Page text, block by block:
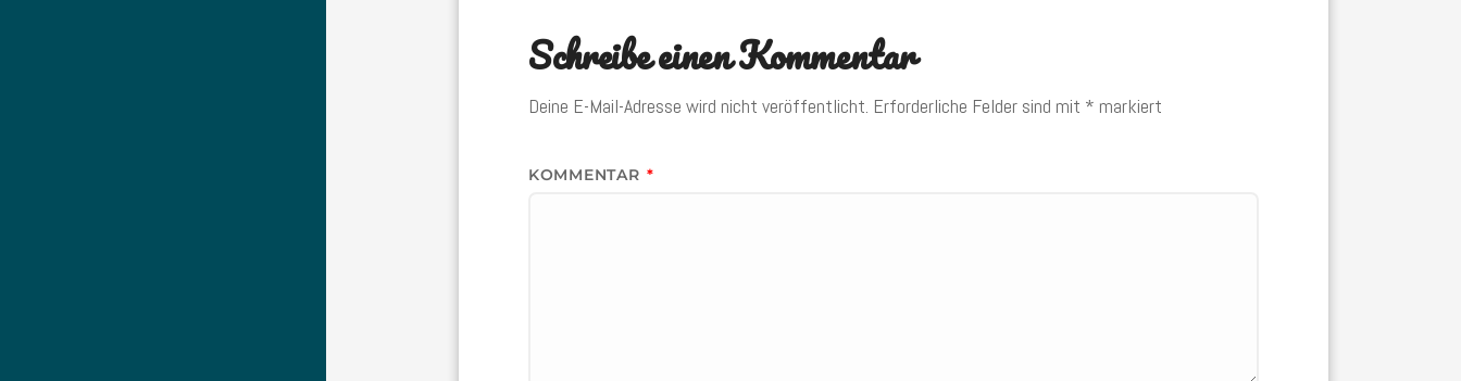
Schreibe einen Kommentar
Deine E-Mail-Adresse wird nicht veröffentlicht. Erforderliche Felder sind mit * markiert
KOMMENTAR *